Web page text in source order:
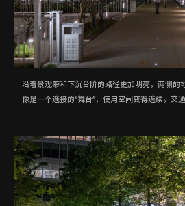
沿着景观带和下沉台阶的路径更加明亮，两侧的
像是一个连接的“舞台”，使用空间变得连续，交